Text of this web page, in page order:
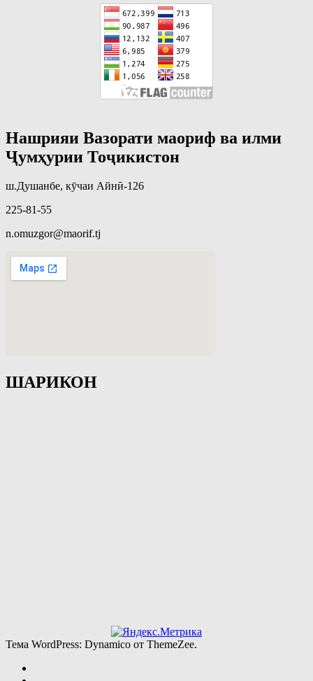
Нашрияи Вазорати маориф ва илми
Ҷумҳурии Тоҷикистон
ш.Душанбе, кӯчаи Айнӣ-126
225-81-55
n.omuzgor@maorif.tj
ШАРИКОН
Тема WordPress: Dynamico от ThemeZee.